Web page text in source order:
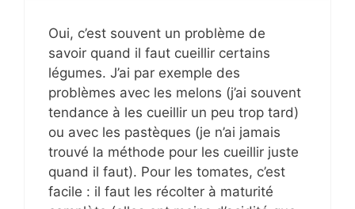
Oui, c’est souvent un problème de
savoir quand il faut cueillir certains
légumes. J’ai par exemple des
problèmes avec les melons (j’ai souvent
tendance à les cueillir un peu trop tard)
ou avec les pastèques (je n’ai jamais
trouvé la méthode pour les cueillir juste
quand il faut). Pour les tomates, c’est
facile : il faut les récolter à maturité